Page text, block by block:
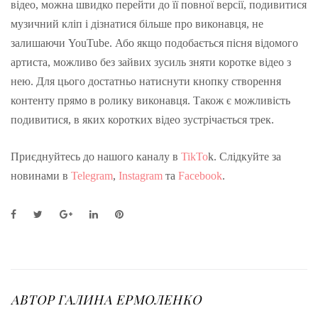
відео, можна швидко перейти до її повної версії, подивитися
музичний кліп і дізнатися більше про виконавця, не
залишаючи YouTube. Або якщо подобається пісня відомого
артиста, можливо без зайвих зусиль зняти коротке відео з
нею. Для цього достатньо натиснути кнопку створення
контенту прямо в ролику виконавця. Також є можливість
подивитися, в яких коротких відео зустрічається трек.
Приєднуйтесь до нашого каналу в TikTok. Слідкуйте за
новинами в Telegram, Instagram та Facebook.
o
k
r
+
I
n
e
s
АВТОРГАЛИНА ЕРМОЛЕНКО